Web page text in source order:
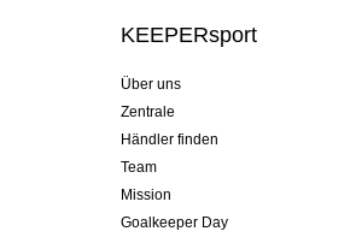
KEEPERsport
Über uns
Zentrale
Händler finden
Team
Mission
Goalkeeper Day